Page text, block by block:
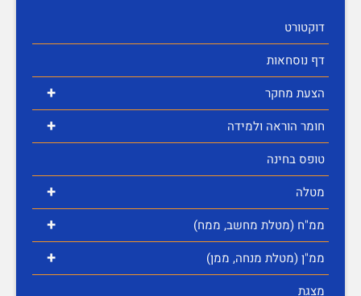
דוקטורט
דף נוסחאות
+ הצעת מחקר
+
חומר הוראה ולמידה
טופס בחינה
+ מטלה
+ ממ"ח (מטלת מחשב, ממח)
+
ממ"ן (מטלת מנחה, ממן)
מצגת